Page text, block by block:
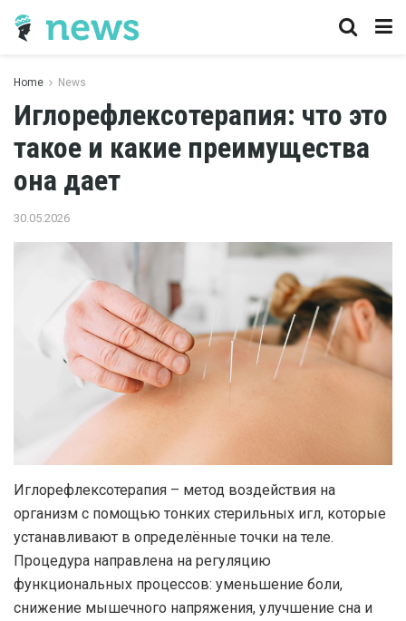
Home News
Иглорефлексотерапия: что это
такое и какие преимущества
она дает
30.05.2026
Иглорефлексотерапия – метод воздействия на
организм с помощью тонких стерильных игл, которые
устанавливают в определённые точки на теле.
Процедура направлена на регуляцию
функциональных процессов: уменьшение боли,
снижение мышечного напряжения, улучшение сна и